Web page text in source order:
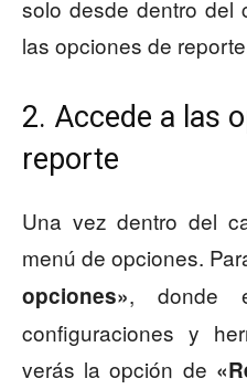
solo desde dentro del
las opciones de
2. Accede a las
reporte
Una vez dentro del
menú de opciones.
opciones», donde
configuraciones y
verás la opción de